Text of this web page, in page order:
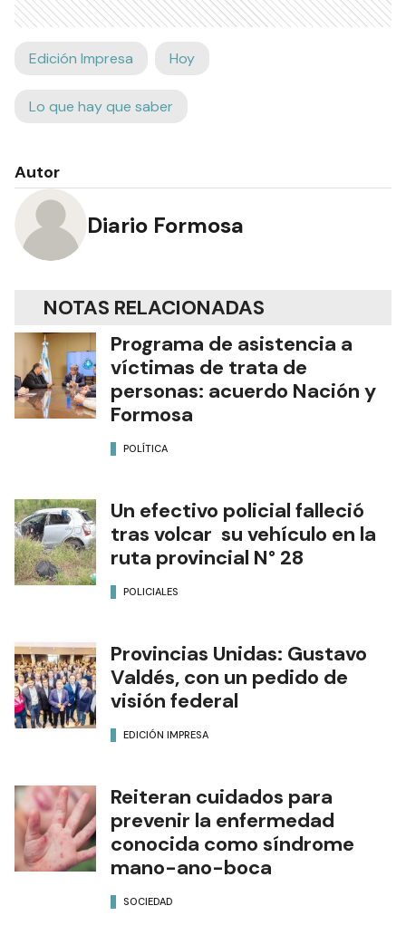
Edición Impresa Hoy
Lo que hay que saber
Autor
Diario Formosa
NOTAS RELACIONADAS
Programa de asistencia a
víctimas de trata de
personas: acuerdo Nación y
Formosa
POLÍTICA
Un efectivo policial falleció
tras volcar su vehículo en la
ruta provincial N° 28
POLICIALES
Provincias Unidas: Gustavo
Valdés, con un pedido de
visión federal
EDICIÓN IMPRESA
Reiteran cuidados para
prevenir la enfermedad
conocida como síndrome
mano-ano-boca
SOCIEDAD